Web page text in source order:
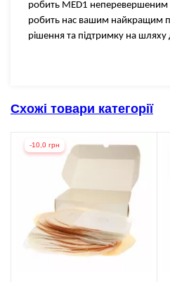
робить MED1 неперевершеним
робить нас вашим найкращим
рішення та підтримку на
Схожі товари категорії
-10,0 грн